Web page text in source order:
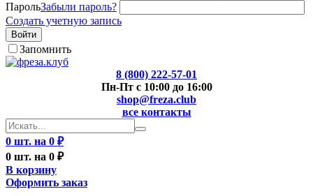
ПарольЗабыли пароль?
Создать учетную запись
Войти
Запомнить
8 (800) 222-57-01
Пн-Пт с 10:00 до 16:00
shop@freza.club
все контакты
0 шт. на 0 ₽
0 шт. на 0 ₽
В корзину
Оформить заказ